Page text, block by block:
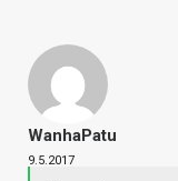
WanhaPatu
9.5.2017